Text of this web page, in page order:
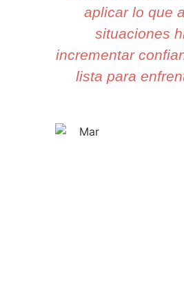
aplicar lo que
situaciones
incrementar
lista para